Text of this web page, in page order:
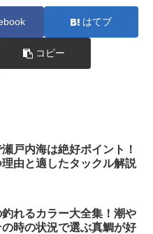
はてブ
コピー
戸内海は絶好ポイント！
由と適したタックル解説
れるカラー大全集！潮や
時の状況で選ぶ真鯛が好